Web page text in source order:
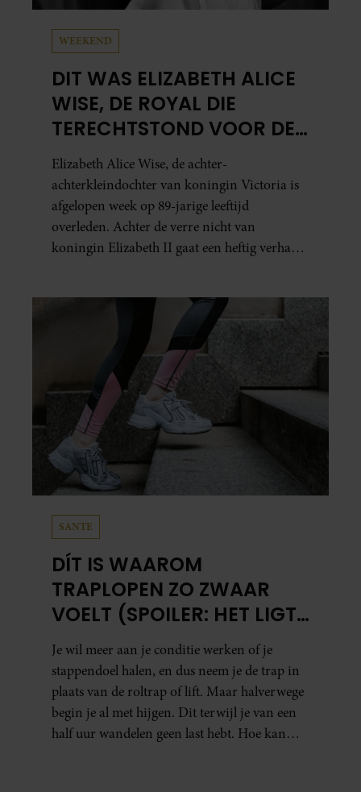
WEEKEND
DIT WAS ELIZABETH ALICE
WISE, DE ROYAL DIE
TERECHTSTOND VOOR DE
DOOD VAN HAAR BABY
Elizabeth Alice Wise, de achter-
achterkleindochter van koningin Victoria is
afgelopen week op 89-jarige leeftijd
overleden. Achter de verre nicht van
koningin Elizabeth II gaat een heftig verhaal
SANTE
DÍT IS WAAROM
TRAPLOPEN ZO ZWAAR
VOELT (SPOILER: HET LIGT
NIET AAN JE CONDITIE)
Je wil meer aan je conditie werken of je
stappendoel halen, en dus neem je de trap in
plaats van de roltrap of lift. Maar halverwege
begin je al met hijgen. Dit terwijl je van een
half uur wandelen geen last hebt. Hoe kan